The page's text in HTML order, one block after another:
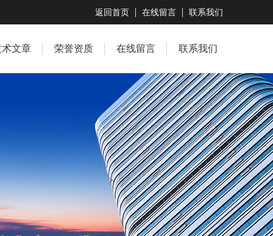
返回首页 在线留言 联系我们
术文章 荣誉资质 在线留言 联系我们